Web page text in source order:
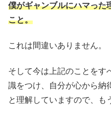
僕がギャンブルにハマった
こと。
これは間違いありません。
そして今は上記のことをす
識をつけ、自分が心から納
と理解していますので、も